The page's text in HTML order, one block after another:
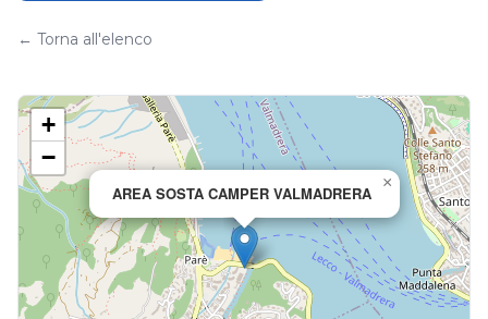
← Torna all'elenco
AREA SOSTA CAMPER VALMADRERA
×
+
−